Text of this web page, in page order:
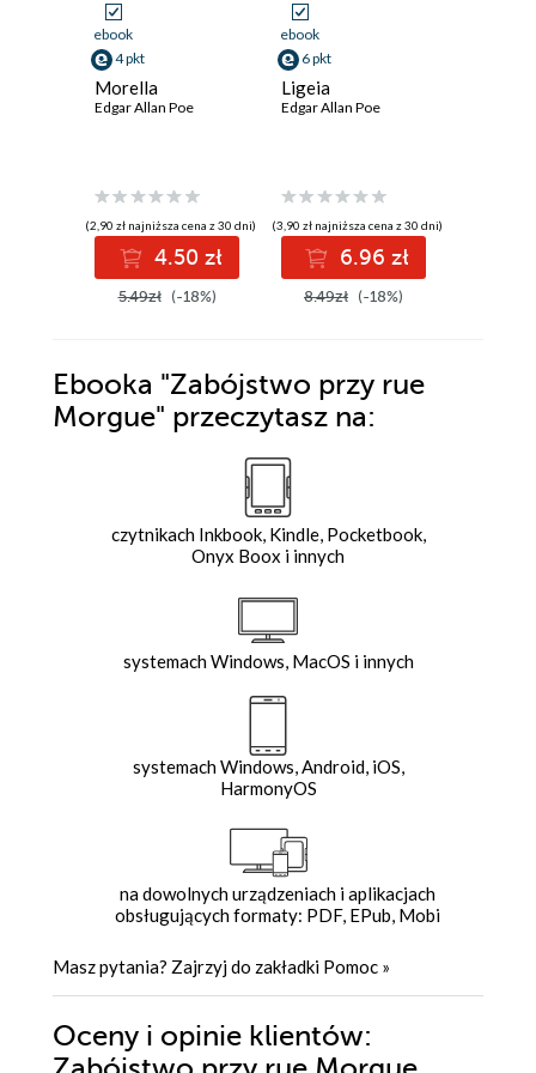
ebook
4 pkt
Morella
Edgar Allan Poe
(2,90 zł najniższa cena z 30 dni)
4.50 zł
5.49zł (-18%)
ebook
6 pkt
Ligeia
Edgar Allan Poe
(3,90 zł najniższa cena z 30 dni)
6.96 zł
8.49zł (-18%)
Ebooka "Zabójstwo przy rue
Morgue" przeczytasz na:
czytnikach Inkbook, Kindle, Pocketbook,
Onyx Boox i innych
systemach Windows, MacOS i innych
systemach Windows, Android, iOS,
HarmonyOS
na dowolnych urządzeniach i aplikacjach
obsługujących formaty: PDF, EPub, Mobi
Masz pytania? Zajrzyj do zakładki Pomoc »
Oceny i opinie klientów: